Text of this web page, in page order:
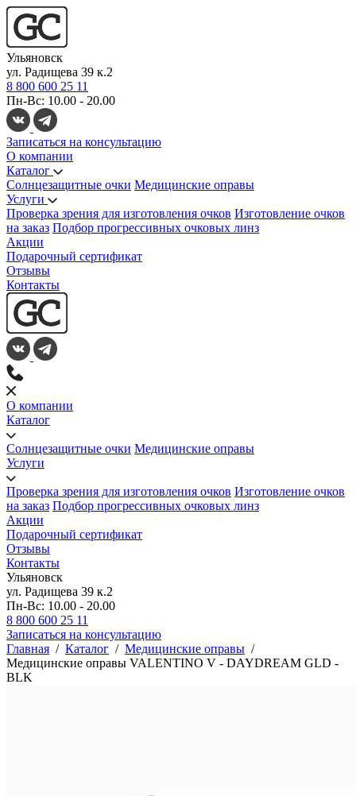
Ульяновск
ул. Радищева 39 к.2
8 800 600 25 11
Пн-Вс: 10.00 - 20.00
Записаться на консультацию
О компании
Каталог
Солнцезащитные очки Медицинские оправы
Услуги
Проверка зрения для изготовления очков Изготовление очков
на заказ Подбор прогрессивных очковых линз
Акции
Подарочный сертификат
Отзывы
Контакты
О компании
Каталог
Солнцезащитные очки Медицинские оправы
Услуги
Проверка зрения для изготовления очков Изготовление очков
на заказ Подбор прогрессивных очковых линз
Акции
Подарочный сертификат
Отзывы
Контакты
Ульяновск
ул. Радищева 39 к.2
Пн-Вс: 10.00 - 20.00
8 800 600 25 11
Записаться на консультацию
Главная / Каталог / Медицинские оправы /
Медицинские оправы VALENTINO V - DAYDREAM GLD -
BLK